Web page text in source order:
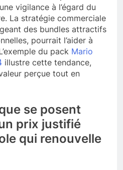
vigilance à l’égard du
La stratégie commerciale
des bundles attractifs
pourrait l’aider à
du pack Mario
illustre cette tendance,
perçue tout en
se posent
prix justifié
qui renouvelle